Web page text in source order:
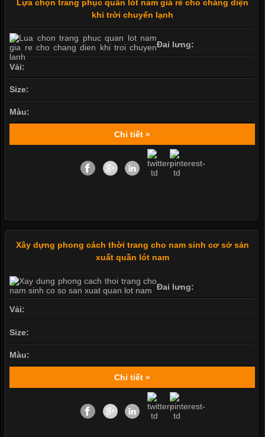
Lựa chọn trang phục quần lót nam giá rẻ cho chàng diện
khi trời chuyển lạnh
Đai lưng:
Vải:
Size:
Màu:
Chi tiết »
Xây dựng phong cách thời trang cho nam sinh cơ sở sản
xuất quần lót nam
Đai lưng:
Vải:
Size:
Màu:
Chi tiết »